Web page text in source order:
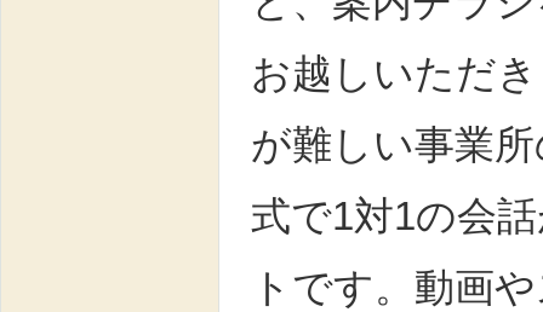
お越しいただ
が難しい事業
式で1対1の会
トです。動画